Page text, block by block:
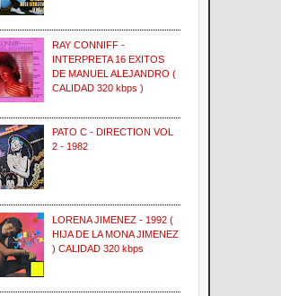
RAY CONNIFF -
INTERPRETA 16 EXITOS
DE MANUEL ALEJANDRO (
CALIDAD 320 kbps )
PATO C - DIRECTION VOL
2 - 1982
LORENA JIMENEZ - 1992 (
HIJA DE LA MONA JIMENEZ
) CALIDAD 320 kbps